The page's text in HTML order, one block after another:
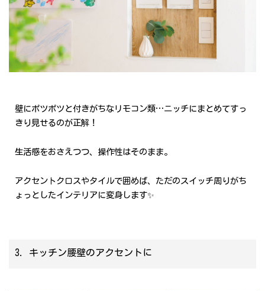
壁にポツポツと付きがちなリモコン類…ニッチにまとめてすっ
きり見せるのが正解！
生活感をおさえつつ、操作性はそのまま。
アクセントクロスやタイルで囲めば、ただのスイッチ周りがち
ょっとしたインテリアに変身します✨
3. キッチン腰壁のアクセントに